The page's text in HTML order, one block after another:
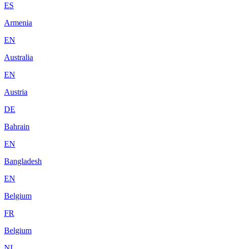
ES
Armenia
EN
Australia
EN
Austria
DE
Bahrain
EN
Bangladesh
EN
Belgium
FR
Belgium